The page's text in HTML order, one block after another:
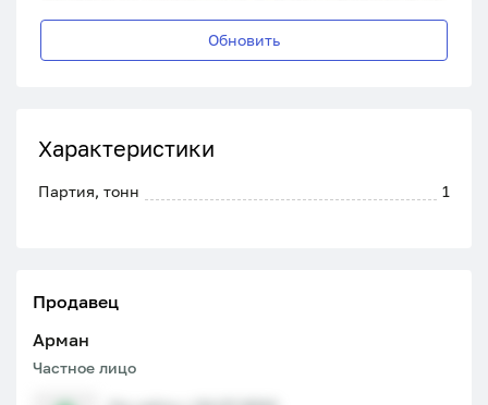
Обновить
Характеристики
Партия, тонн 1
Продавец
Арман
Частное лицо